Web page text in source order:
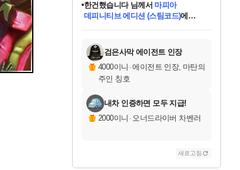
교환.
당첨되셨습니다.
당첨되셨습니다.
한건했습니다님께서 마피아
데피니티브 에디션 (스팀코드)에
당첨되셨습니다.
당첨되셨습니다.
당첨되셨습니다.
당첨되셨습니다.
에디션 (스팀코드)를 교환.
당첨되셨습니다.
검은사막 에이전트 인장
4000이니 ·에이전트 인장, 마탄의
주인 칭호
내차 인증하면 모두 지급!
2000이니 · 오너드라이버 차벤러
새로고침